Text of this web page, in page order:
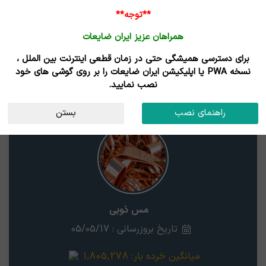
قیمت ضایعات مس ذوبی
مس ذوبی
تاریخ بروزرسانی : 05/05/17
میانگین خرده بار: 1,805,278
**توجه**
همراهان عزیز ایران ضایعات
برای دسترسی همیشگی حتی در زمان قطعی اینترنت بین الملل ،
نسخه PWA یا اپلیکیشن ایران ضایعات را بر روی گوشی های خود
نصب نمایید.
راهنمای نصب بستن